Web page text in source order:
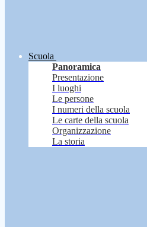
Scuola
Panoramica
Presentazione
I luoghi
Le persone
I numeri della scuola
Le carte della scuola
Organizzazione
La storia